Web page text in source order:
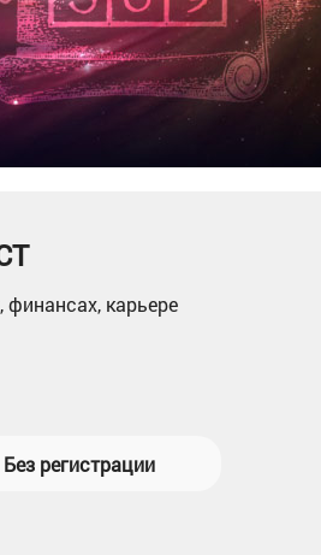
карьере
Без регистрации